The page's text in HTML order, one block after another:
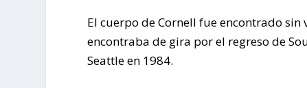
El cuerpo de Cornell fue encontrado
encontraba de gira por el regreso de
Seattle en 1984.